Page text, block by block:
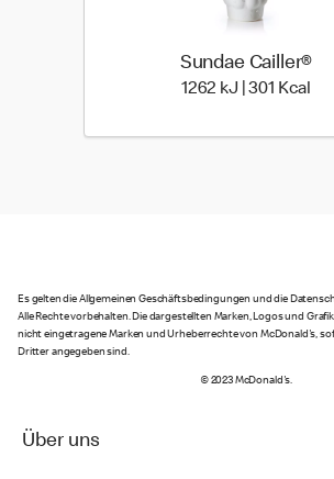
Sundae Cailler®
1262 kJ | 301 Kcal
Es gelten die Allgemeinen Geschäftsbedingungen und die
Alle Rechte vorbehalten. Die dargestellten Marken, Logos und
nicht eingetragene Marken und Urheberrechte von McDonald's,
Dritter angegeben sind.
© 2023 McDonald's.
Über uns